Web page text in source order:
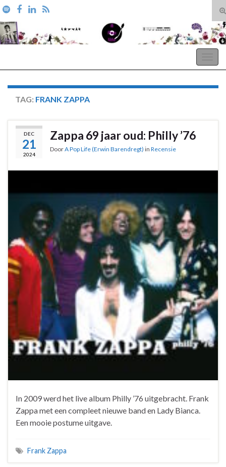
Search for:
TAG: FRANK ZAPPA
DEC
21
2024
Zappa 69 jaar oud: Philly ’76
DoorA Pop Life (Erwin Barendregt) in Recensie
In 2009 werd het live album Philly ’76 uitgebracht. Frank
Zappa met een compleet nieuwe band en Lady Bianca.
Een mooie postume uitgave.
Frank Zappa